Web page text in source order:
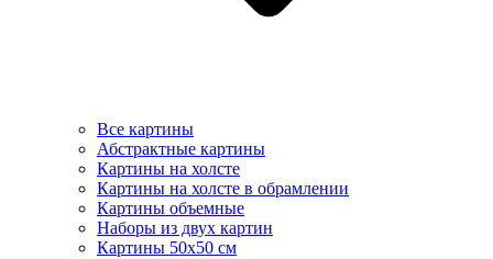
Все картины
Абстрактные картины
Картины на холсте
Картины на холсте в обрамлении
Картины объемные
Наборы из двух картин
Картины 50х50 см